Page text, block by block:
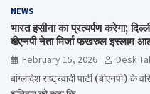
NEWS
भारत हसीना का प्रत्यर्पण करेगा;
बीएनपी नेता मिर्जा फखरुल इस्लाम
February 15, 2026
Desk
बांग्लादेश राष्ट्रवादी पार्टी (बीएनपी)